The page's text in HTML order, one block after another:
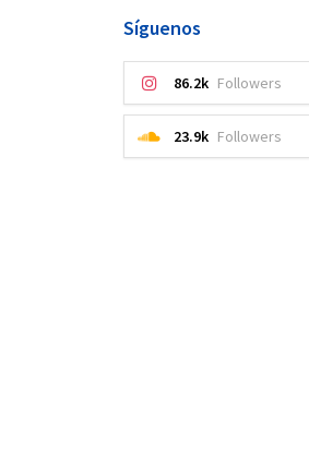
Síguenos
86.2k Followers
23.9k Followers